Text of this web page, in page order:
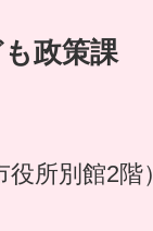
政策課
役所別館2階